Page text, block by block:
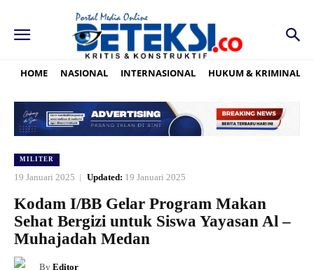
HOME NASIONAL INTERNASIONAL HUKUM & KRIMINAL
MILITER
19 Januari 2025 Updated: 19 Januari 2025
Kodam I/BB Gelar Program Makan
Sehat Bergizi untuk Siswa Yayasan Al –
Muhajadah Medan
By Editor